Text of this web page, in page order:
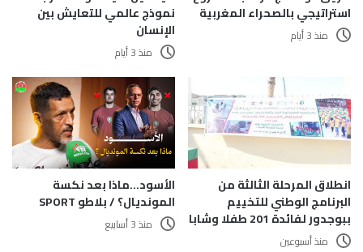
استراتيجي بالصحراء المغربية
منذ 3 أيام
نموذج عالمي للتعايش بين
الإنسان
منذ 3 أيام
انطلاق المرحلة الثالثة من
البرنامج الوطني للتخييم
ببوجدور لفائدة 201 طفلا وشابا
منذ أسبوعين
الأسود…ماذا بعد نكسة
المونديال؟ / بلاطو SPORT
منذ 3 أسابيع